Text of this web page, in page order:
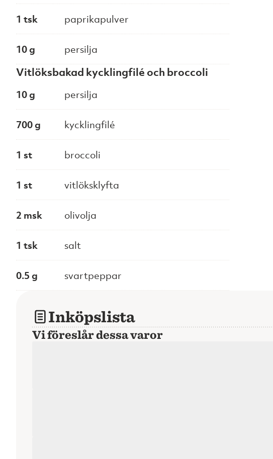
1 tsk paprikapulver
10 g persilja
Vitlöksbakad kycklingfilé och broccoli
10 g persilja
700 g kycklingfilé
1 st broccoli
1 st vitlöksklyfta
2 msk olivolja
1 tsk salt
0.5 g svartpeppar
Inköpslista
Vi föreslår dessa varor